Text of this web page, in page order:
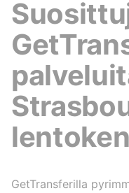
GetTransferilla